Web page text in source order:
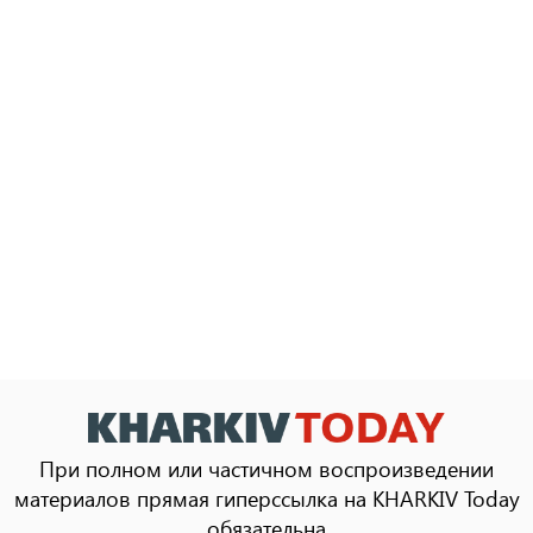
При полном или частичном воспроизведении
материалов прямая гиперссылка на KHARKIV Today